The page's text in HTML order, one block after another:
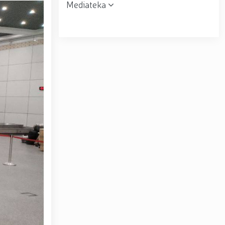
// Milliy gvardiya qo‘mondoni, general-
o‘tkazdi. // Farg‘ona viloyatida jinoyat sodir
munosabati bilan Milliy gvardiya tizimida faoliyat
xoli muhitni ta’minlash bo‘yicha o‘quv yig‘ini
“Temurbeklar maktabi” harbiy akademik
va Jizzax viloyatida o'rganish ishlarini olib bordi
harbiy ilmiy-amaliy konferensiyasi tashkil
amalga oshirdi. // Samarqand va Buxoro
oshirildi. // Yoshlar siyosatiga oid ustuvor
muhofaza qilish organlarining Qoʻl jangi
tayyorgarligini mustahkamlash hamda zamon
bilan nafaqaga kuzatildi. // “Kitobxon harbiy
qidiruvda bo‘lgan shaxs qo‘lga olindi / /
himoyachilari kuni munosabati Milliy gvardiyada
etilganining 34 yilligi va Vatan himoyachilari
hamda 14-yanvar — Vatan himoyachilari kuni
xotirasiga bagʻishlab Milliy gvardiya Markaziy
/ / O‘zbekiston Respublikasi Prezidentining
bilan harbiy xizmatchilar va huquqni
Mirziyoyev Xavfsizlik kengashining kengaytirilgan
quvvatli kogeneratsiya markazi faoliyati bilan
dunyoning zamonaviy megapolislari andozasi
Mediateka